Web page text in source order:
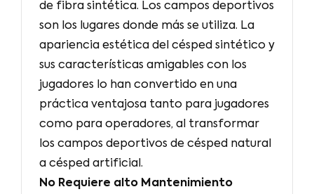
de fibra sintética. Los campos deportivos
son los lugares donde más se utiliza. La
apariencia estética del césped sintético y
sus características amigables con los
jugadores lo han convertido en una
práctica ventajosa tanto para jugadores
como para operadores, al transformar
los campos deportivos de césped natural
a césped artificial.
No Requiere alto Mantenimiento